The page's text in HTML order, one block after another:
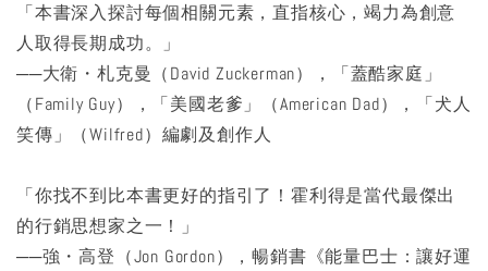
「本書深入探討每個相關元素，直指核心，竭力為創意
人取得長期成功。」
──大衛・札克曼（David Zuckerman），「蓋酷家庭」
（Family Guy），「美國老爹」（American Dad），「犬人
笑傳」（Wilfred）編劇及創作人
「你找不到比本書更好的指引了！霍利得是當代最傑出
的行銷思想家之一！」
──強・高登（Jon Gordon），暢銷書《能量巴士：讓好運